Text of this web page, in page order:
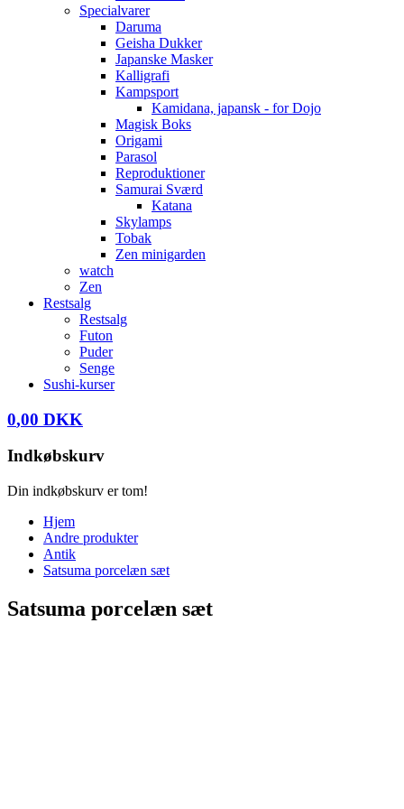
Specialvarer
Daruma
Geisha Dukker
Japanske Masker
Kalligrafi
Kampsport
Kamidana, japansk - for Dojo
Magisk Boks
Origami
Parasol
Reproduktioner
Samurai Sværd
Katana
Skylamps
Tobak
Zen minigarden
watch
Zen
Restsalg
Restsalg
Futon
Puder
Senge
Sushi-kurser
0,00 DKK
Indkøbskurv
Din indkøbskurv er tom!
Hjem
Andre produkter
Antik
Satsuma porcelæn sæt
Satsuma porcelæn sæt